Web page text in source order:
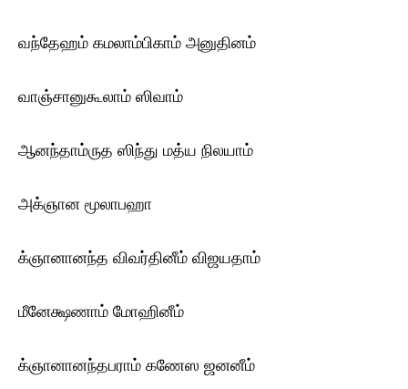
வந்தேஹம் கமலாம்பிகாம் அனுதினம்
வாஞ்சானுகூலாம் ஸிவாம்
ஆனந்தாம்ருத ஸிந்து மத்ய நிலயாம்
அக்ஞான மூலாபஹா
க்ஞானானந்த விவர்தினீம் விஜயதாம்
மீனேக்ஷணாம் மோஹினீம்
க்ஞானானந்தபராம் கணேஸ ஜனனீம்